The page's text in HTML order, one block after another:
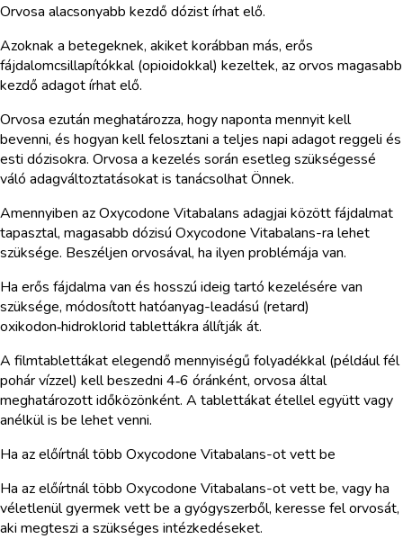
Orvosa alacsonyabb kezdő dózist írhat elő.
Azoknak a betegeknek, akiket korábban más, erős
fájdalomcsillapítókkal (opioidokkal) kezeltek, az orvos magasabb
kezdő adagot írhat elő.
Orvosa ezután meghatározza, hogy naponta mennyit kell
bevenni, és hogyan kell felosztani a teljes napi adagot reggeli és
esti dózisokra. Orvosa a kezelés során esetleg szükségessé
váló adagváltoztatásokat is tanácsolhat Önnek.
Amennyiben az Oxycodone Vitabalans adagjai között fájdalmat
tapasztal, magasabb dózisú Oxycodone Vitabalans-ra lehet
szüksége. Beszéljen orvosával, ha ilyen problémája van.
Ha erős fájdalma van és hosszú ideig tartó kezelésére van
szüksége, módosított hatóanyag-leadású (retard)
oxikodon‑hidroklorid tablettákra állítják át.
A filmtablettákat elegendő mennyiségű folyadékkal (például fél
pohár vízzel) kell beszedni 4‑6 óránként, orvosa által
meghatározott időközönként. A tablettákat étellel együtt vagy
anélkül is be lehet venni.
Ha az előírtnál több Oxycodone Vitabalans-ot vett be
Ha az előírtnál több Oxycodone Vitabalans-ot vett be, vagy ha
véletlenül gyermek vett be a gyógyszerből, keresse fel orvosát,
aki megteszi a szükséges intézkedéseket.